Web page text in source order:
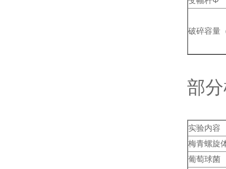
破碎容量
部
实验内容
梅青螺旋
葡萄球菌